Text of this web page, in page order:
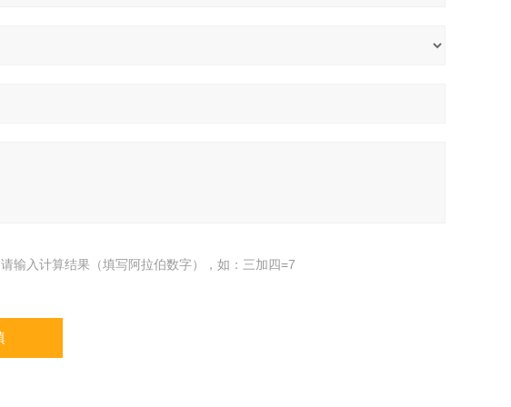
请输入计算结果（填写阿拉伯数字），如：三加四=7